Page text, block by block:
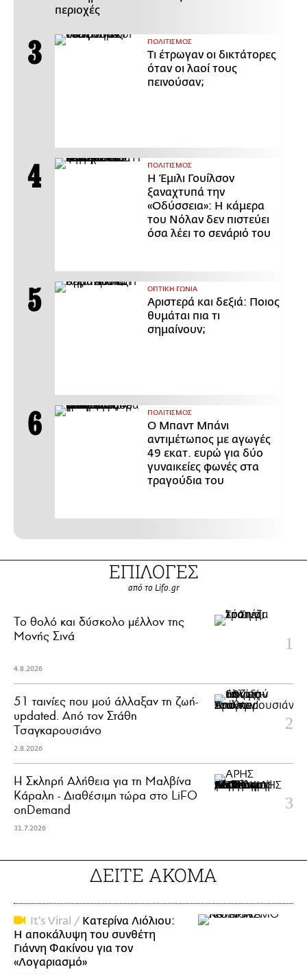
περιοχές
ΠΟΛΙΤΙΣΜΟΣ
Τι έτρωγαν οι δικτάτορες
όταν οι λαοί τους
πεινούσαν;
ΠΟΛΙΤΙΣΜΟΣ
Η Έμιλι Γουίλσον
ξαναχτυπά την
«Οδύσσεια»: Η κάμερα
του Νόλαν δεν πιστεύει
όσα λέει το σενάριό του
ΟΠΤΙΚΗ ΓΩΝΙΑ
Αριστερά και δεξιά: Ποιος
θυμάται πια τι
σημαίνουν;
ΠΟΛΙΤΙΣΜΟΣ
Ο Μπαντ Μπάνι
αντιμέτωπος με αγωγές
49 εκατ. ευρώ για δύο
γυναικείες φωνές στα
τραγούδια του
ΕΠΙΛΟΓΕΣ
από το Lifo.gr
Το θολό και δύσκολο μέλλον της
Μονής Σινά
4.8.2026
51 ταινίες που μού άλλαξαν τη ζωή-
updated. Aπό τον Στάθη
Τσαγκαρουσιάνο
2.8.2026
Η Σκληρή Αλήθεια για τη Μαλβίνα
Κάραλη - Διαθέσιμη τώρα στo LiFO
onDemand
31.7.2026
ΔΕΙΤΕ ΑΚΟΜΑ
It's Viral / Κατερίνα Λιόλιου:
Η αποκάλυψη του συνθέτη
Γιάννη Φακίνου για τον
«Λογαριασμό»